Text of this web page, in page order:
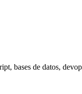
bases de datos,